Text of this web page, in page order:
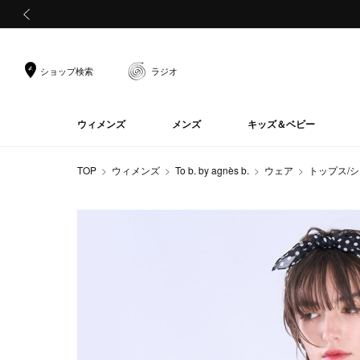
ショップ検索 ラジオ
ウィメンズ メンズ キッズ＆ベビー
TOP ウィメンズ To b. by agnès b. ウェア トップス/